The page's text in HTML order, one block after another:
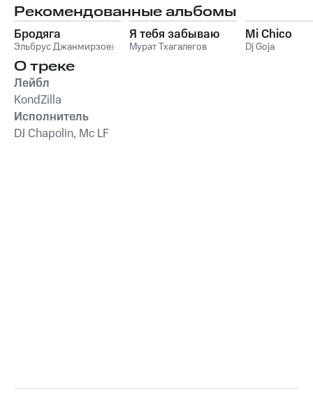
Рекомендованные альбомы
Бродяга
Эльбрус Джанмирзоев
Я тебя забываю
Мурат Тхагалегов
Mi Chico
Dj Goja
О треке
Лейбл
KondZilla
Исполнитель
DJ Chapolin, Mc LF